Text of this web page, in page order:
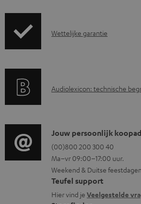
d
m
t
e
n
e
n
r
m
a
t
i
G
n
e
i
n
f
o
Wettelijke garantie
A
i
o
g
l
o
Audiolexicon: technische
C
o
n
t
a
Jouw persoonlijk
(00)800 200 300 40
Ma–vr 09:00–17:00 uur.
Weekend & Duitse
Teufel support
Hier vind je Veelgestelde